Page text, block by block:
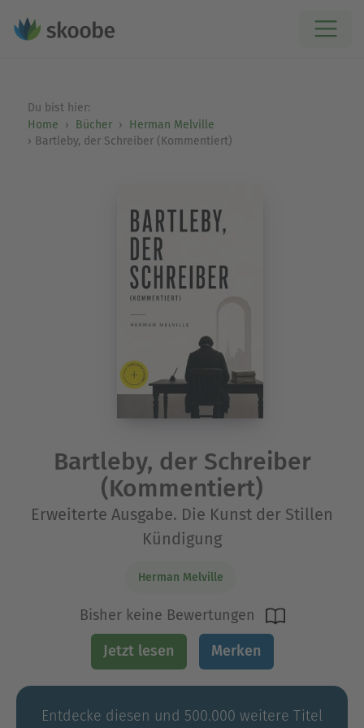
Du bist hier:
Home
Bücher
Herman Melville
Bartleby, der Schreiber (Kommentiert)
Bartleby, der Schreiber
(Kommentiert)
Erweiterte Ausgabe. Die Kunst der Stillen
Kündigung
Herman Melville
Bisher keine Bewertungen
Jetzt lesen Merken
Entdecke diesen und 500.000 weitere Titel